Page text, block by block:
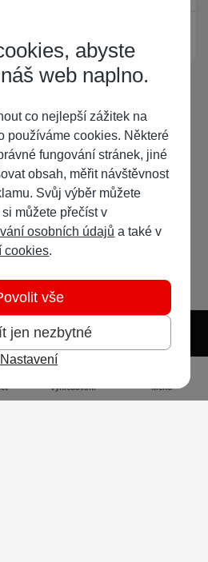
si neprohlíží tuto stránku
Vyhledávání Menu
abyste
web naplno.
co nejlepší zážitek na
používáme cookies. Některé
fungování stránek, jiné
obsah, měřit návštěvnost
Svůj výběr můžete
můžete přečíst v
osobních údajů a také v
cookies.
jen nezbytné
vše
Nastavení